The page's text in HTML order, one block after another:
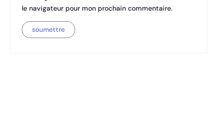
le navigateur pour mon prochain commentaire.